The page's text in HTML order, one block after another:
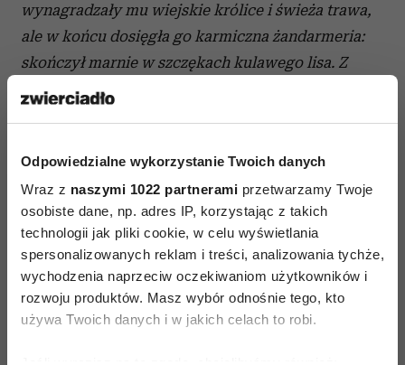
Odpowiedzialne wykorzystanie Twoich danych
Wraz z naszymi 1022 partnerami przetwarzamy Twoje
osobiste dane, np. adres IP, korzystając z takich
technologii jak pliki cookie, w celu wyświetlania
spersonalizowanych reklam i treści, analizowania tychże,
wychodzenia naprzeciw oczekiwaniom użytkowników i
rozwoju produktów. Masz wybór odnośnie tego, kto
używa Twoich danych i w jakich celach to robi.
wynagradzały mu wiejskie królice i świeża trawa,
ale w końcu dosięgła go karmiczna żandarmeria:
skończył marnie w szczękach kulawego lisa. Z
jedzeniem zawsze łączył mnie burzliwy związek;
w moim odczuciu jedzenie bywało albo wiernym
druhem, albo grzechem, rzadko czymś pomiędzy.
W dzisiejszym pokręconym, bezlitosnym świecie
jeszcze częściej utożsamia się je z występkiem. (...)